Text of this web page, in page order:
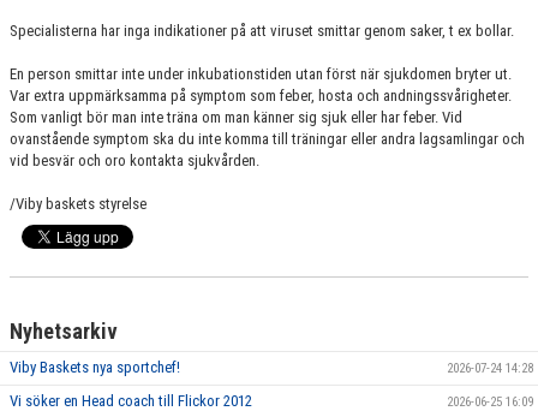
MATCH & RESULTAT
ARRANGEMANG
KLUBBSHOP
VÄRDEGRUND & UPPFÖRANDEKOD
STJÄRNSKOTT
Specialisterna har inga indikationer på att viruset smittar genom saker, t ex bollar.
En person smittar inte under inkubationstiden utan först när sjukdomen bryter ut.
Var extra uppmärksamma på symptom som feber, hosta och andningssvårigheter.
Som vanligt bör man inte träna om man känner sig sjuk eller har feber. Vid
ovanstående symptom ska du inte komma till träningar eller andra lagsamlingar och
vid besvär och oro kontakta sjukvården.
/Viby baskets styrelse
Nyhetsarkiv
Viby Baskets nya sportchef! 2026-07-24 14:28
Vi söker en Head coach till Flickor 2012 2026-06-25 16:09